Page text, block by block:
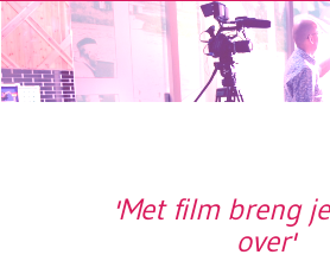
'Met film breng
over'